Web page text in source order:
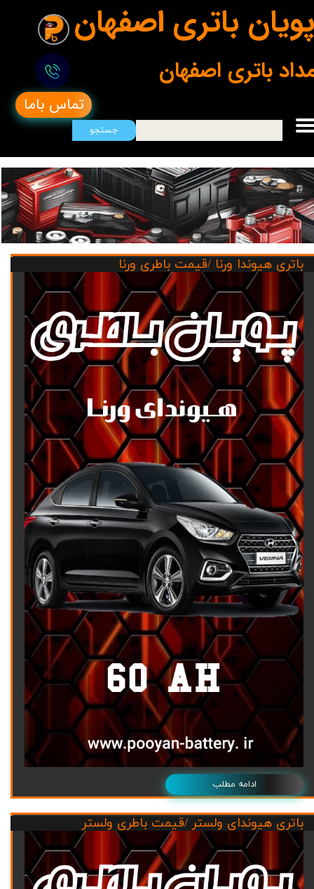
پویان باتری اصفهان
تماس باما
جستجو
باتری اصفهان
باتری هیوندا ورنا /قیمت باطری ورنا
ادامه مطلب
باتری هیوندای ولستر /قیمت باطری ولستر